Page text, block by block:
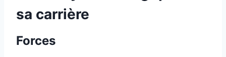
sa carrière
Forces